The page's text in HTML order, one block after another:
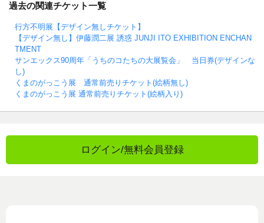
過去の関連チケット一覧
行方不明展【デザイン無しチケット】
【デザイン無し】伊藤潤二展 誘惑 JUNJI ITO EXHIBITION ENCHAN
TMENT
サンエックス90周年「うちのコたちの大展覧会」 当日券(デザインな
し)
くまのがっこう展 通常前売りチケット(絵柄無し)
くまのがっこう展 通常前売りチケット(絵柄入り)
ログイン/無料会員登録